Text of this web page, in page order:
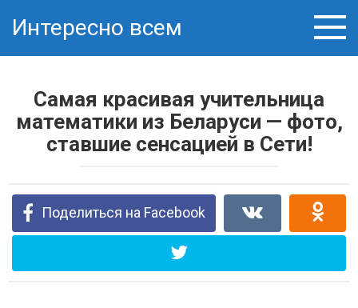
Интересно всем
Самая красивая учительница
математики из Беларуси — фото,
ставшие сенсацией в Сети!
Поделиться на Facebook